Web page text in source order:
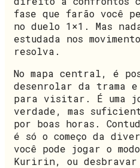
fase que farão você
no duelo 1×1. Mas
estudada nos
resolva.
No mapa central, é
desenrolar da trama
para visitar. É uma
verdade, mas
por boas horas.
é só o começo da
você pode jogar o
Kuririn, ou desbravar